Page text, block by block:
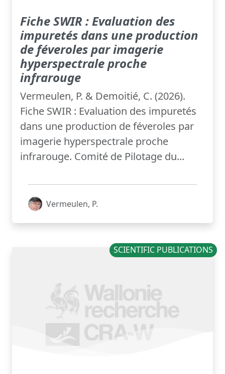
Fiche SWIR : Evaluation des
impuretés dans une production
de féveroles par imagerie
hyperspectrale proche
infrarouge
Vermeulen, P. & Demoitié, C. (2026).
Fiche SWIR : Evaluation des impuretés
dans une production de féveroles par
imagerie hyperspectrale proche
infrarouge. Comité de Pilotage du...
Vermeulen, P.
SCIENTIFIC PUBLICATIONS